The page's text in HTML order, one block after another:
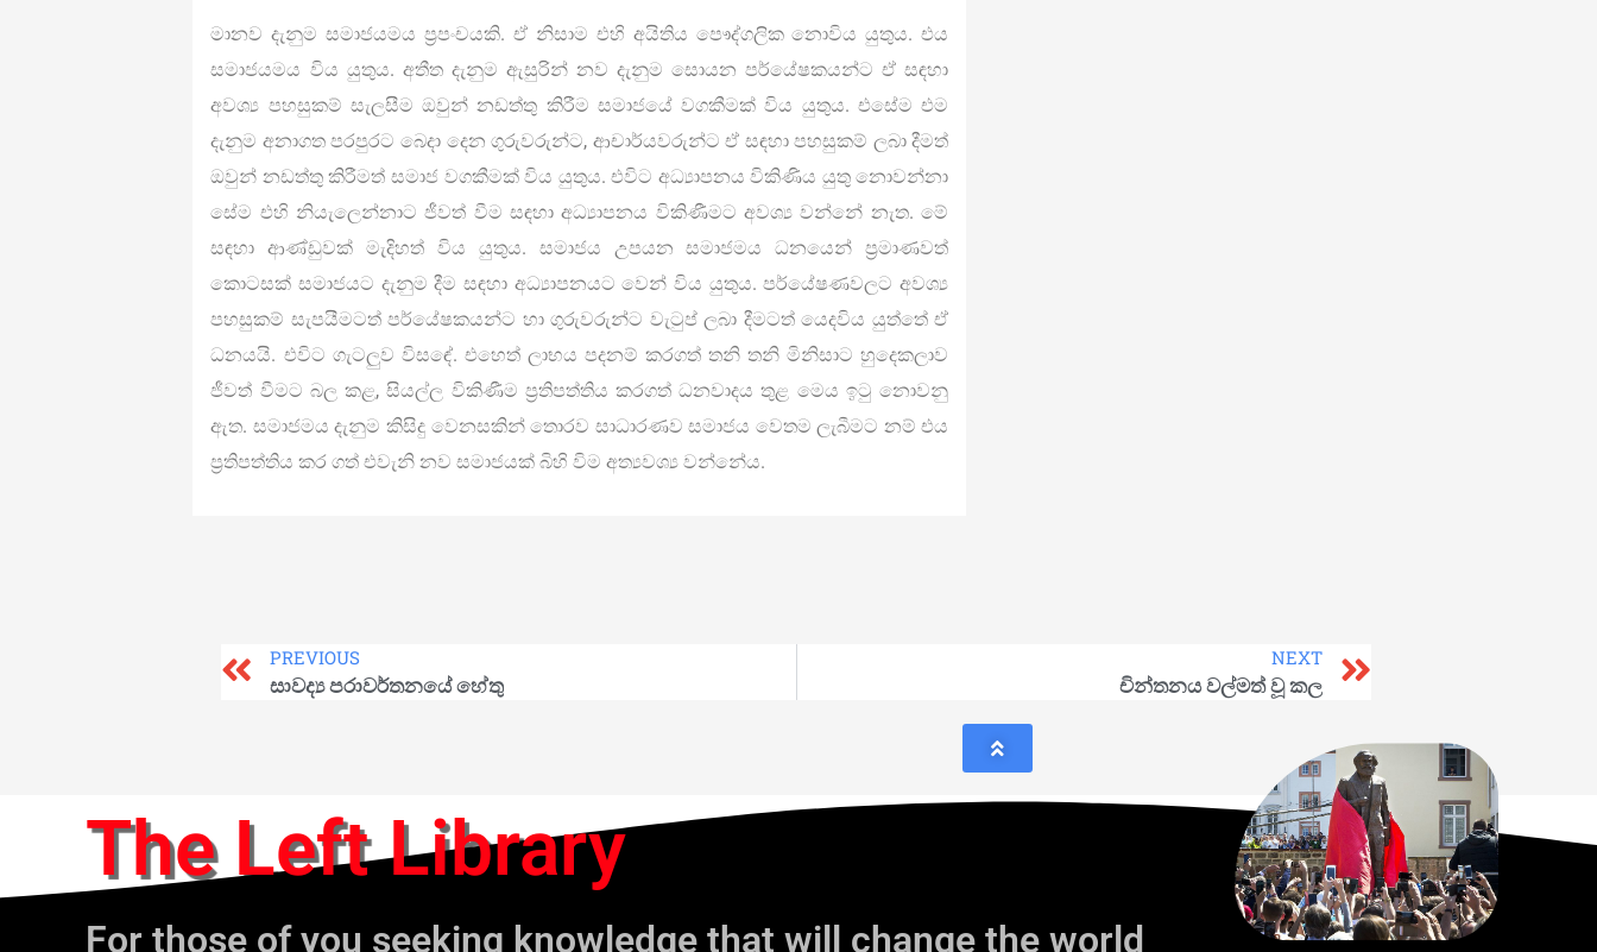
මානව දැනුම සමාජයමය ප්‍රපංචයකි. ඒ නිසාම එහි අයිතිය පෞද්ගලික නොවිය යුතුය. එය
සමාජයමය විය යුතුය. අතීත දැනුම ඇසුරින් නව දැනුම සොයන පර්යේෂකයන්ට ඒ සඳහා
අවශ්‍ය පහසුකම් සැලසීම ඔවුන් නඩත්තු කිරීම සමාජයේ වගකීමක් විය යුතුය. එසේම එම
දැනුම අනාගත පරපුරට බෙදා දෙන ගුරුවරුන්ට, ආචාර්යවරුන්ට ඒ සඳහා පහසුකම් ලබා දීමත්
ඔවුන් නඩත්තු කිරීමත් සමාජ වගකීමක් විය යුතුය. එවිට අධ්‍යාපනය විකිණිය යුතු නොවන්නා
සේම එහි නියැලෙන්නාට ජීවත් වීම සඳහා අධ්‍යාපනය විකිණීමට අවශ්‍ය වන්නේ නැත. මේ
සඳහා ආණ්ඩුවක් මැදිහත් විය යුතුය. සමාජය උපයන සමාජමය ධනයෙන් ප්‍රමාණවත්
කොටසක් සමාජයට දැනුම දීම සඳහා අධ්‍යාපනයට වෙන් විය යුතුය. පර්යේෂණවලට අවශ්‍ය
පහසුකම් සැපයීමටත් පර්යේෂකයන්ට හා ගුරුවරුන්ට වැටුප් ලබා දීමටත් යෙදවිය යුත්තේ ඒ
ධනයයි. එවිට ගැටලුව විසඳේ. එහෙත් ලාභය පදනම් කරගත් තනි තනි මිනිසාට හුදෙකලාව
ජීවත් වීමට බල කළ, සියල්ල විකිණීම ප්‍රතිපත්තිය කරගත් ධනවාදය තුළ මෙය ඉටු නොවනු
ඇත. සමාජමය දැනුම කිසිදු වෙනසකින් තොරව සාධාරණව සමාජය වෙතම ලැබීමට නම් එය
ප්‍රතිපත්තිය කර ගත් එවැනි නව සමාජයක් බිහි විම අත්‍යවශ්‍ය වන්නේය.
PREVIOUS
සාවද්‍ය පරාවර්තනයේ හේතු
NEXT
චින්තනය වල්මත් වූ කල
The Left Library
For those of you seeking knowledge that will change the world